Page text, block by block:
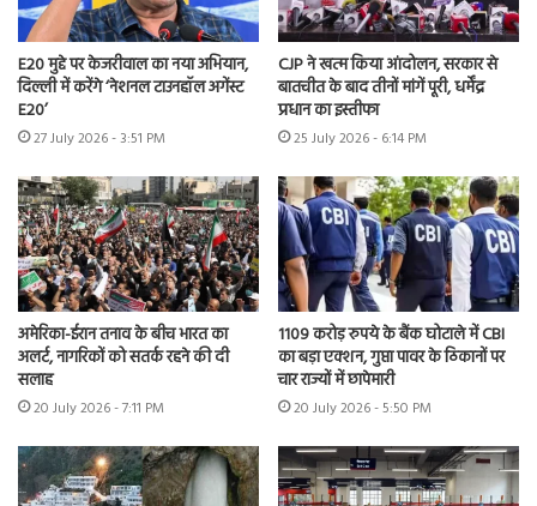
E20 मुद्दे पर केजरीवाल का नया अभियान,
दिल्ली में करेंगे ‘नेशनल टाउनहॉल अगेंस्ट
E20’
27 July 2026 - 3:51 PM
CJP ने खत्म किया आंदोलन, सरकार से
बातचीत के बाद तीनों मांगें पूरी, धर्मेंद्र
प्रधान का इस्तीफा
25 July 2026 - 6:14 PM
अमेरिका-ईरान तनाव के बीच भारत का
अलर्ट, नागरिकों को सतर्क रहने की दी
सलाह
20 July 2026 - 7:11 PM
1109 करोड़ रुपये के बैंक घोटाले में CBI
का बड़ा एक्शन, गुप्ता पावर के ठिकानों पर
चार राज्यों में छापेमारी
20 July 2026 - 5:50 PM